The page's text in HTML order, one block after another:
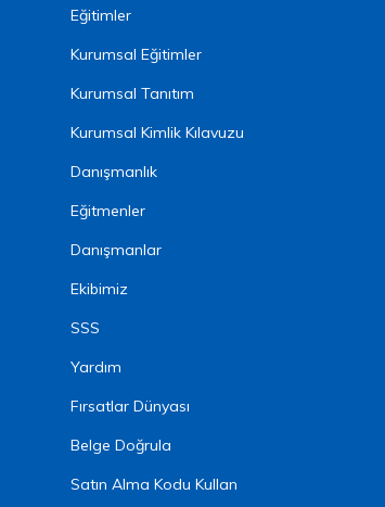
Eğitimler
Kurumsal Eğitimler
Kurumsal Tanıtım
Kurumsal Kimlik Kılavuzu
Danışmanlık
Eğitmenler
Danışmanlar
Ekibimiz
SSS
Yardım
Fırsatlar Dünyası
Belge Doğrula
Satın Alma Kodu Kullan